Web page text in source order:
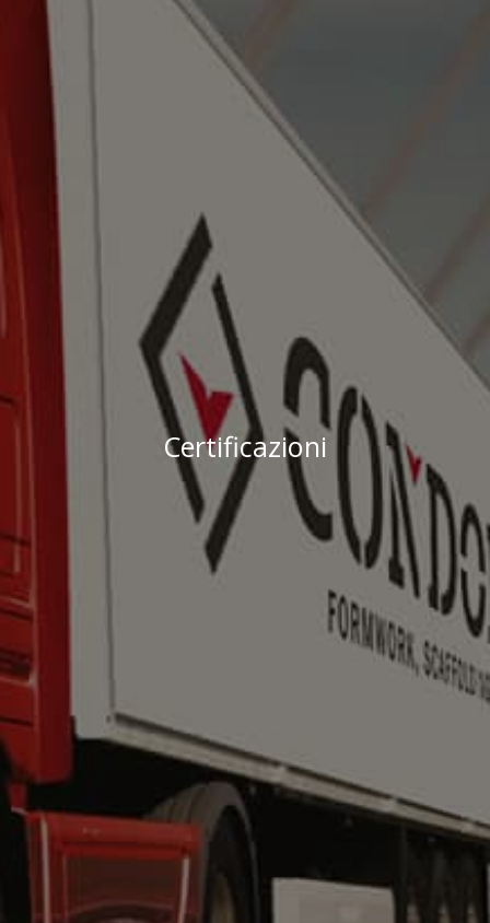
Certificazioni